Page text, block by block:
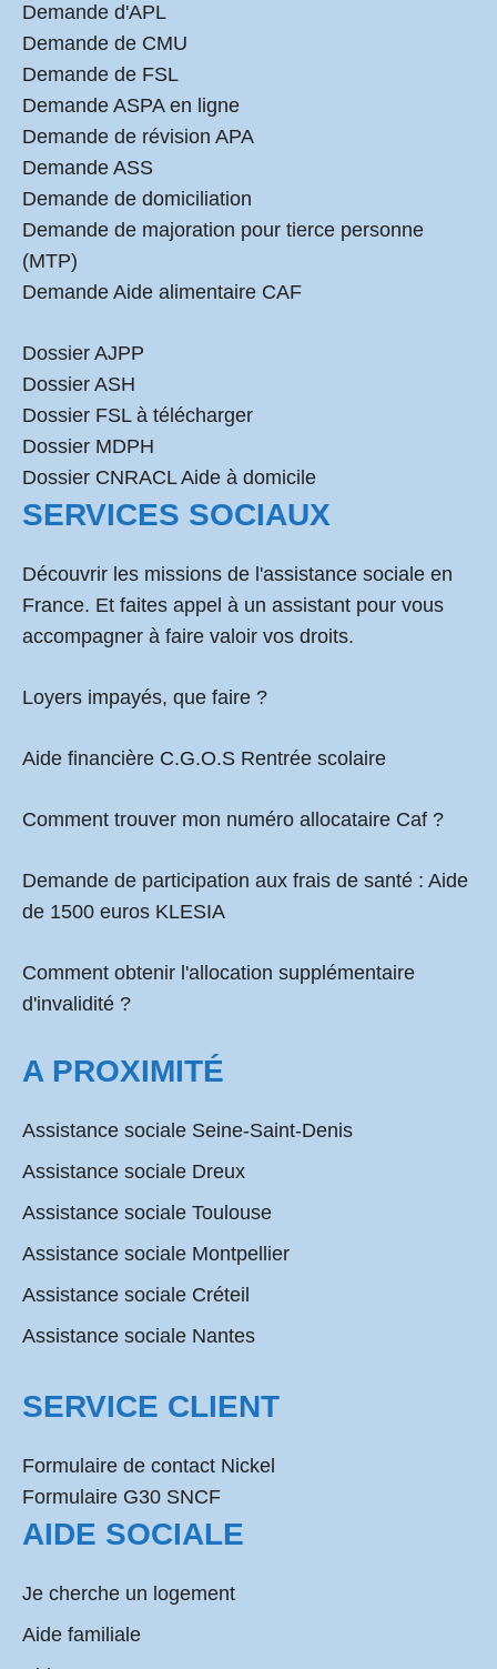
Demande d'APL
Demande de CMU
Demande de FSL
Demande ASPA en ligne
Demande de révision APA
Demande ASS
Demande de domiciliation
Demande de majoration pour tierce personne
(MTP)
Demande Aide alimentaire CAF
Dossier AJPP
Dossier ASH
Dossier FSL à télécharger
Dossier MDPH
Dossier CNRACL Aide à domicile
SERVICES SOCIAUX
Découvrir les missions de l'assistance sociale en
France. Et faites appel à un assistant pour vous
accompagner à faire valoir vos droits.
Loyers impayés, que faire ?
Aide financière C.G.O.S Rentrée scolaire
Comment trouver mon numéro allocataire Caf ?
Demande de participation aux frais de santé : Aide
de 1500 euros KLESIA
Comment obtenir l'allocation supplémentaire
d'invalidité ?
A PROXIMITÉ
Assistance sociale Seine-Saint-Denis
Assistance sociale Dreux
Assistance sociale Toulouse
Assistance sociale Montpellier
Assistance sociale Créteil
Assistance sociale Nantes
SERVICE CLIENT
Formulaire de contact Nickel
Formulaire G30 SNCF
AIDE SOCIALE
Je cherche un logement
Aide familiale